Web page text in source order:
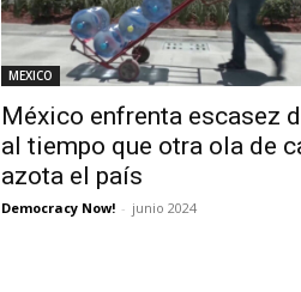
MEXICO
México enfrenta escasez
al tiempo que otra ola de
azota el país
Democracy Now! - junio 2024